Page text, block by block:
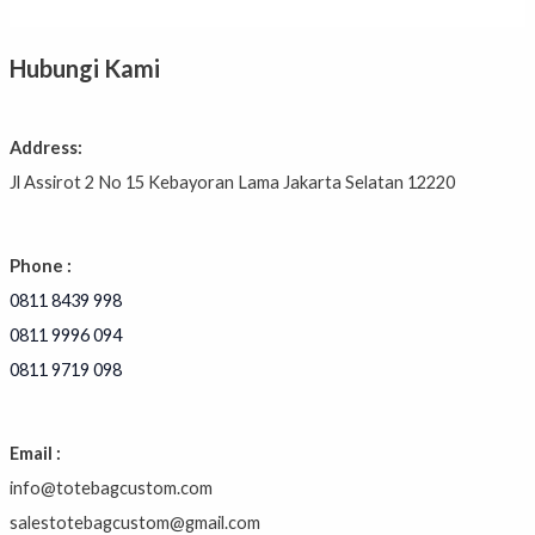
Hubungi Kami
Address:
Jl Assirot 2 No 15 Kebayoran Lama Jakarta Selatan 12220
Phone :
0811 8439 998
0811 9996 094
0811 9719 098
Email :
info@totebagcustom.com
salestotebagcustom@gmail.com